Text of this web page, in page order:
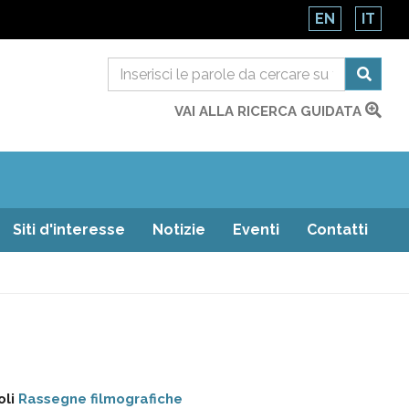
EN IT
VAI ALLA RICERCA GUIDATA
Siti d'interesse Notizie Eventi Contatti
Rassegne filmografiche